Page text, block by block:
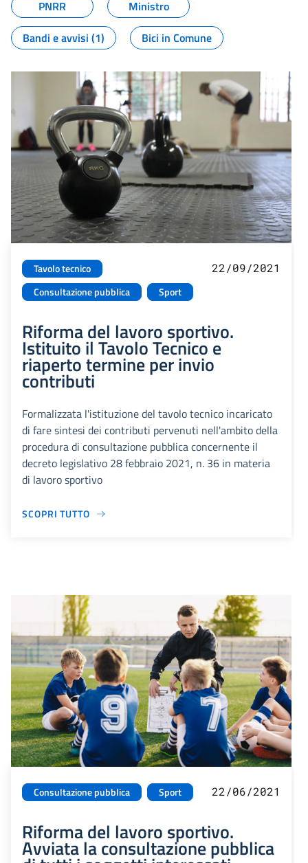
PNRR
Ministro
Bandi e avvisi (1)
Bici in Comune
Tavolo tecnico
Consultazione pubblica
Sport
22/09/2021
Riforma del lavoro sportivo.
Istituito il Tavolo Tecnico e
riaperto termine per invio
contributi
Formalizzata l'istituzione del tavolo tecnico incaricato
di fare sintesi dei contributi pervenuti nell'ambito della
procedura di consultazione pubblica concernente il
decreto legislativo 28 febbraio 2021, n. 36 in materia
di lavoro sportivo
SCOPRI TUTTO
Consultazione pubblica Sport 22/06/2021
Riforma del lavoro sportivo.
Avviata la consultazione pubblica